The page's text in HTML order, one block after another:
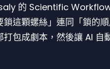
的 Scientific
鎖這顆螺絲」連同「鎖的
打包成劇本，然後讓 AI 自